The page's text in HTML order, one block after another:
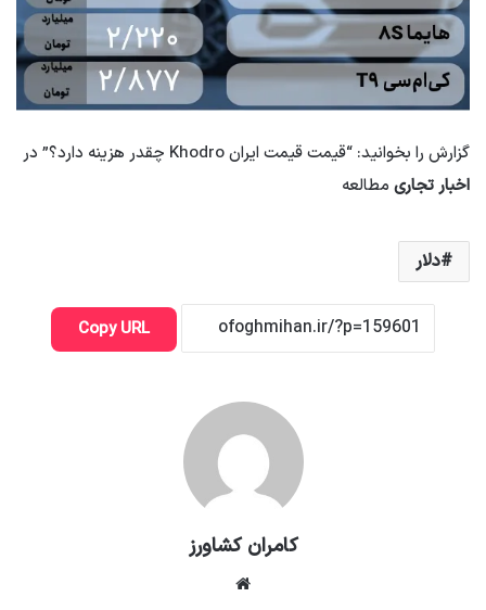
گزارش را بخوانید: “قیمت قیمت ایران Khodro چقدر هزینه دارد؟” در
اخبار تجاری مطالعه
دلار
Copy URL
کامران کشاورز